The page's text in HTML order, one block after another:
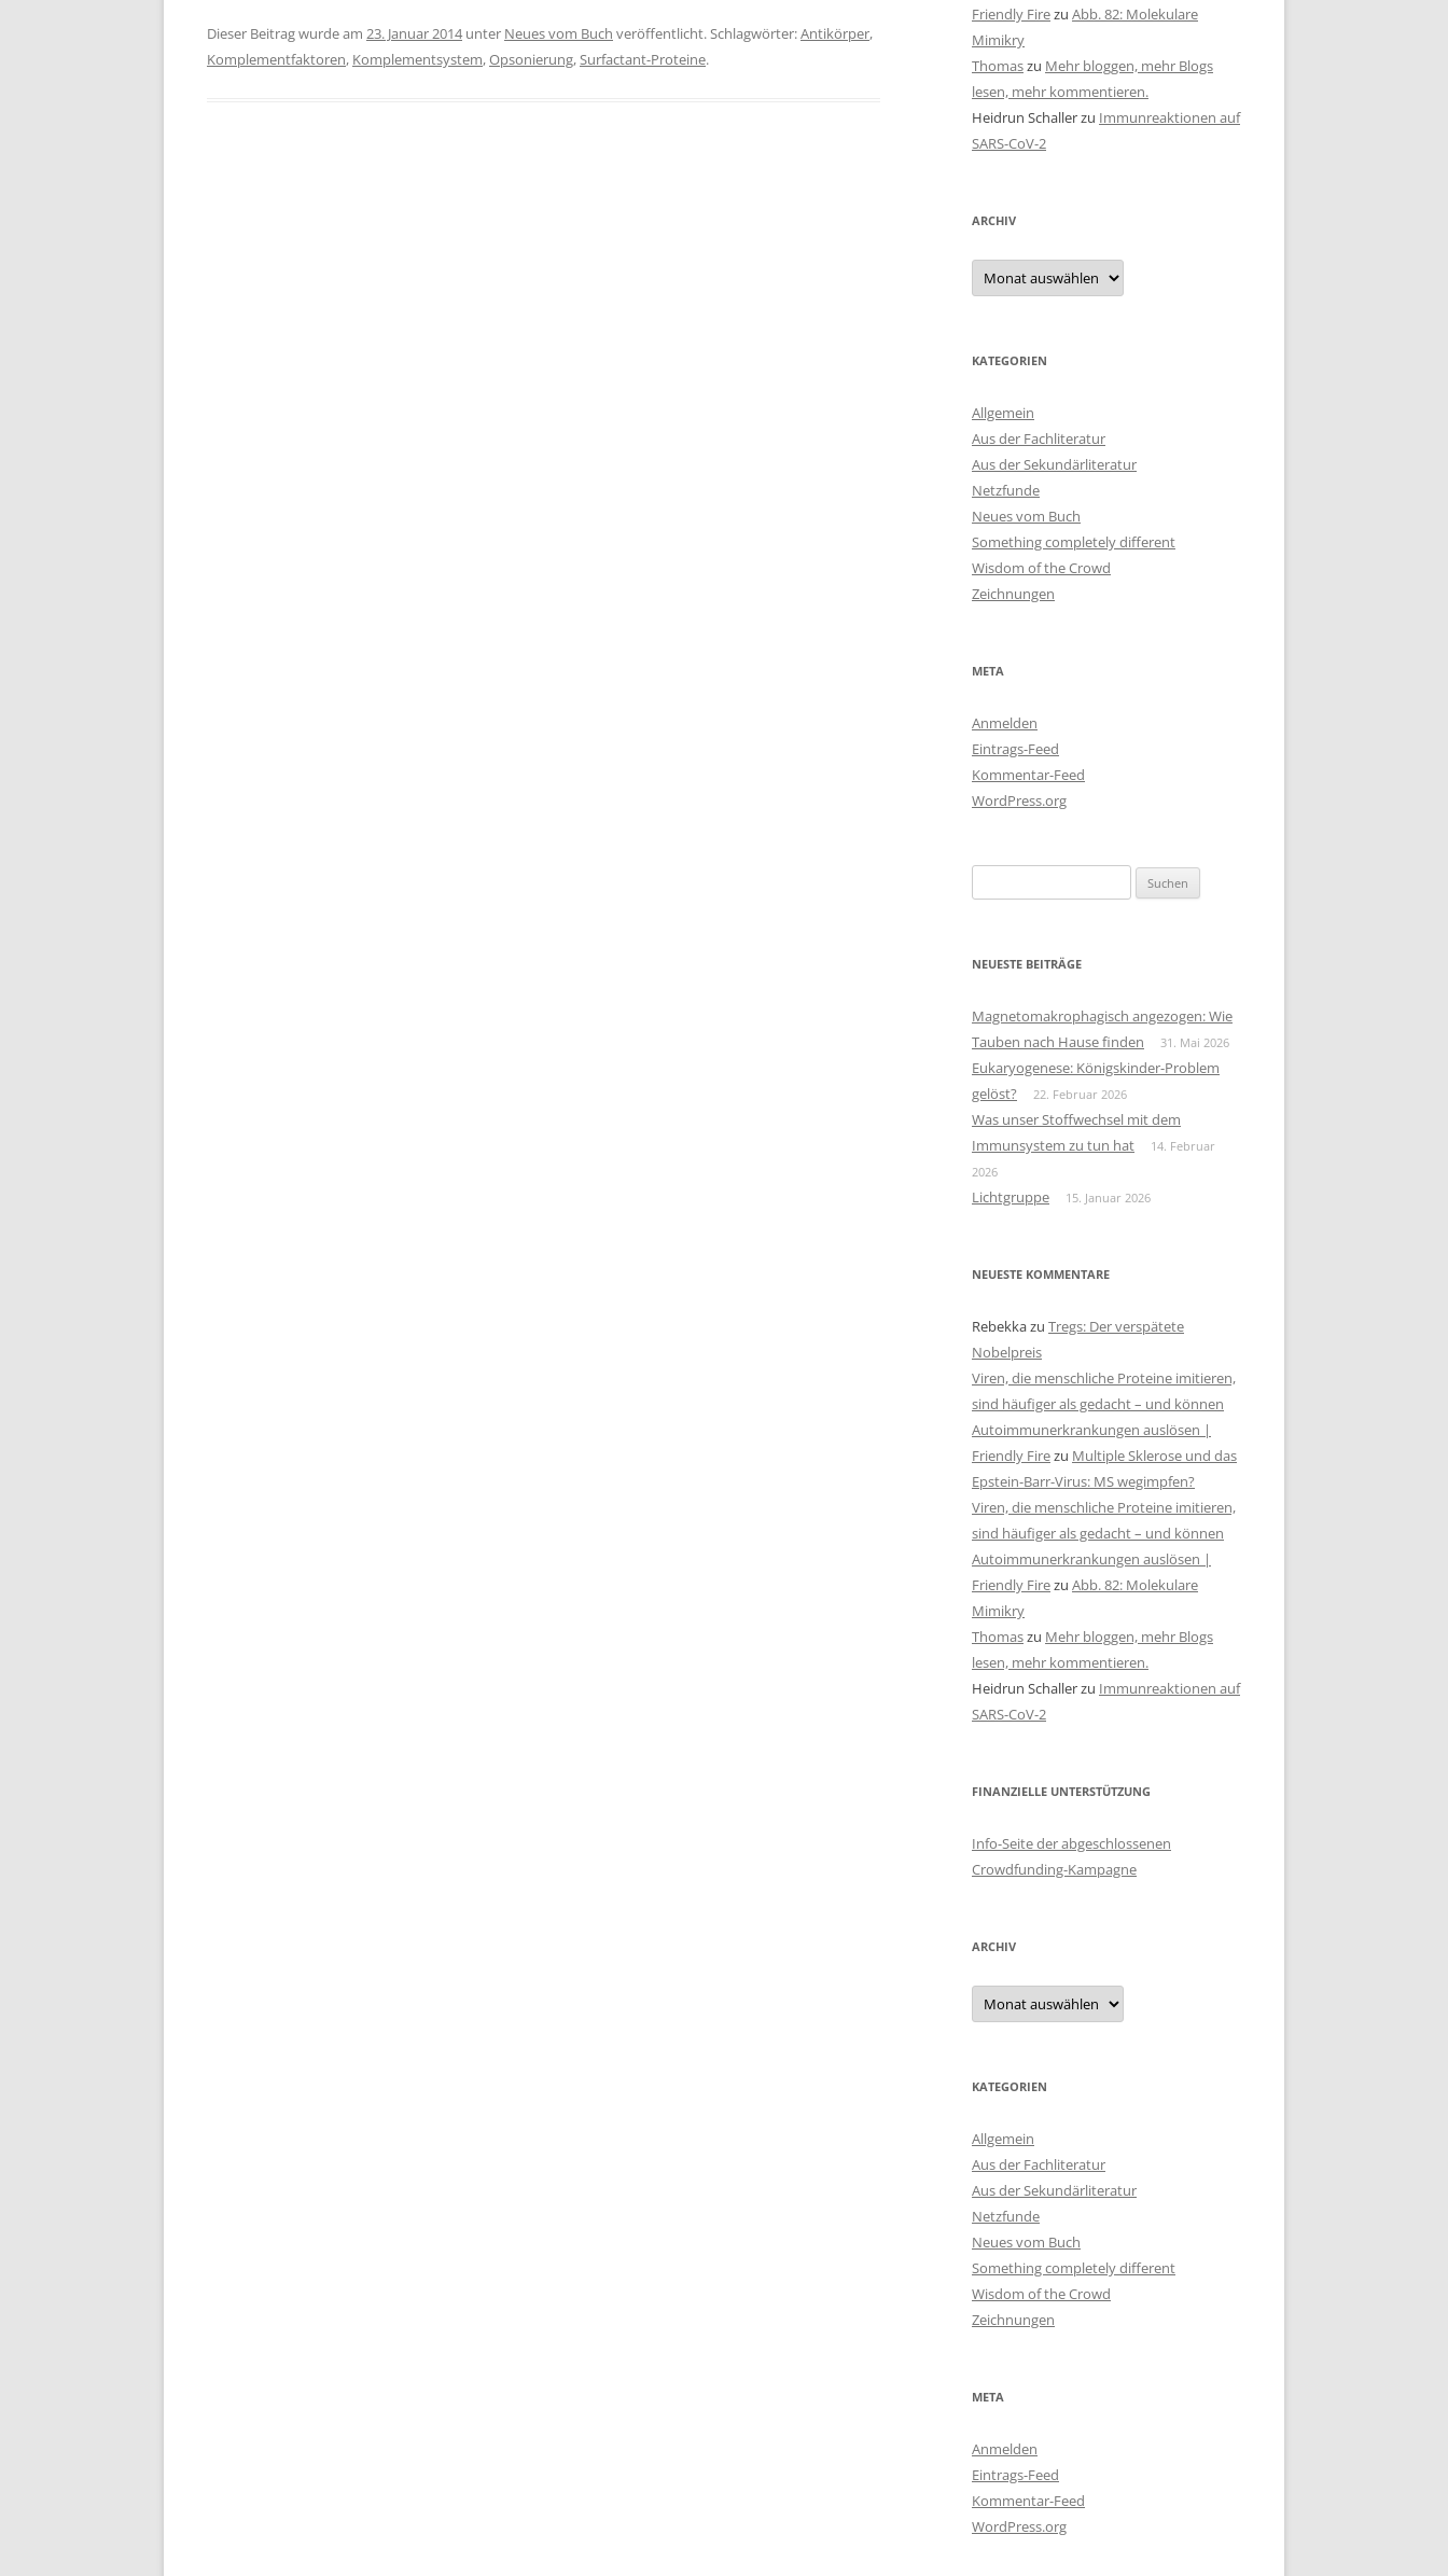
Dieser Beitrag wurde am 23. Januar 2014unter Neues vom Buch veröffentlicht. Schlagwörter:Antikörper,
Komplementfaktoren, Komplementsystem,Opsonierung,Surfactant-Proteine.
Friendly Firezu Abb. 82: Molekulare
Mimikry
Thomaszu Mehr bloggen, mehr Blogs
lesen, mehr kommentieren.
Heidrun Schallerzu Immunreaktionen auf
SARS-CoV-2
ARCHIV
Archiv
KATEGORIEN
Allgemein
Aus der Fachliteratur
Aus der Sekundärliteratur
Netzfunde
Neues vom Buch
Something completely different
Wisdom of the Crowd
Zeichnungen
META
Anmelden
Eintrags-Feed
Kommentar-Feed
WordPress.org
nach:
NEUESTE BEITRÄGE
Magnetomakrophagisch angezogen: Wie
Tauben nach Hause finden
31. Mai 2026
Eukaryogenese: Königskinder-Problem
gelöst?
22. Februar 2026
Was unser Stoffwechsel mit dem
Immunsystem zu tun hat
14. Februar
2026
Lichtgruppe 15. Januar 2026
NEUESTE KOMMENTARE
Rebekkazu Tregs: Der verspätete
Nobelpreis
Viren, die menschliche Proteine imitieren,
sind häufiger als gedacht – und können
Autoimmunerkrankungen auslösen |
Friendly Firezu Multiple Sklerose und das
Epstein-Barr-Virus: MS wegimpfen?
Viren, die menschliche Proteine imitieren,
sind häufiger als gedacht – und können
Autoimmunerkrankungen auslösen |
Friendly Firezu Abb. 82: Molekulare
Mimikry
Thomaszu Mehr bloggen, mehr Blogs
lesen, mehr kommentieren.
Heidrun Schallerzu Immunreaktionen auf
SARS-CoV-2
FINANZIELLE UNTERSTÜTZUNG
Info-Seite der abgeschlossenen
Crowdfunding-Kampagne
ARCHIV
Archiv
KATEGORIEN
Allgemein
Aus der Fachliteratur
Aus der Sekundärliteratur
Netzfunde
Neues vom Buch
Something completely different
Wisdom of the Crowd
Zeichnungen
META
Anmelden
Eintrags-Feed
Kommentar-Feed
WordPress.org